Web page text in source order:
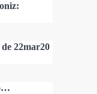
22mar20